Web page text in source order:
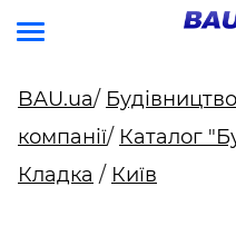
BAU.ua/
компанії/ Каталог
Кладка / Київ